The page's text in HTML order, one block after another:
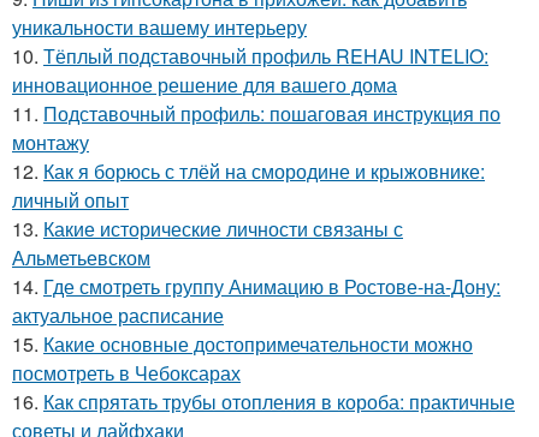
уникальности вашему интерьеру
10. Тёплый подставочный профиль REHAU INTELIO:
инновационное решение для вашего дома
11. Подставочный профиль: пошаговая инструкция по
монтажу
12. Как я борюсь с тлёй на смородине и крыжовнике:
личный опыт
13. Какие исторические личности связаны с
Альметьевском
14. Где смотреть группу Анимацию в Ростове-на-Дону:
актуальное расписание
15. Какие основные достопримечательности можно
посмотреть в Чебоксарах
16. Как спрятать трубы отопления в короба: практичные
советы и лайфхаки